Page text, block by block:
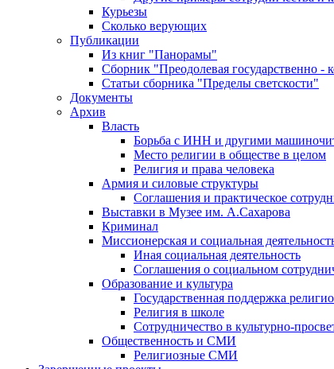
Курьезы
Сколько верующих
Публикации
Из книг "Панорамы"
Сборник "Преодолевая государственно -
Статьи сборника "Пределы светскости"
Документы
Архив
Власть
Борьба с ИНН и другими
Место религии в обществе в целом
Религия и права человека
Армия и силовые структуры
Соглашения и практическое
Выставки в Музее им. А.Сахарова
Криминал
Миссионерская и социальная
Иная социальная деятельность
Соглашения о социальном
Образование и культура
Государственная поддержка
Религия в школе
Сотрудничество в культурно-
Общественность и СМИ
Религиозные СМИ